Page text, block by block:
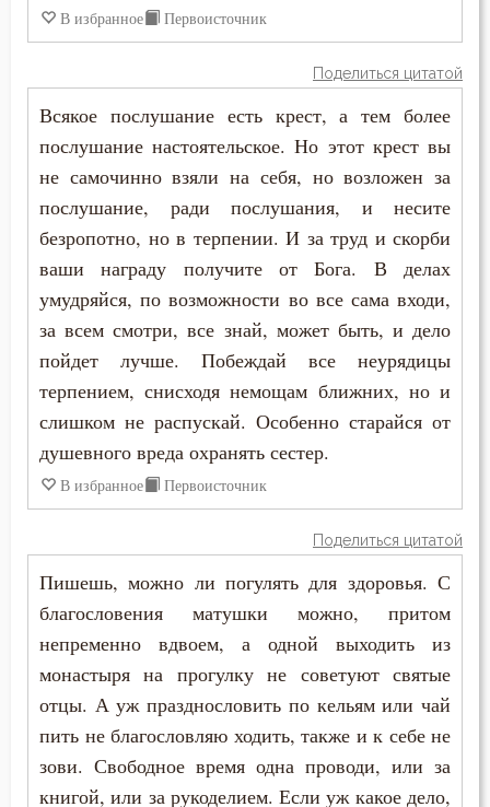
Смертная память
Смех
Соблазн
Совесть
Сокрушение
Спасение
Спокойствие
Спор
Справедливость
Ссора
Страсть
В избранное Первоисточник
Поделиться цитатой
Всякое послушание есть крест, а тем более
послушание настоятельское. Но этот крест вы
не самочинно взяли на себя, но возложен за
послушание, ради послушания, и несите
безропотно, но в терпении. И за труд и скорби
ваши награду получите от Бога. В делах
умудряйся, по возможности во все сама входи,
за всем смотри, все знай, может быть, и дело
пойдет лучше. Побеждай все неурядицы
терпением, снисходя немощам ближних, но и
слишком не распускай. Особенно старайся от
душевного вреда охранять сестер.
В избранное Первоисточник
Поделиться цитатой
Пишешь, можно ли погулять для здоровья. С
благословения матушки можно, притом
непременно вдвоем, а одной выходить из
монастыря на прогулку не советуют святые
отцы. А уж празднословить по кельям или чай
пить не благословляю ходить, также и к себе не
зови. Свободное время одна проводи, или за
книгой, или за рукоделием. Если уж какое дело,